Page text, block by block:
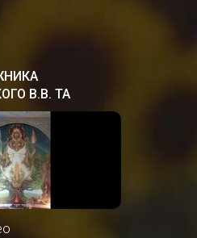
В.В. ТА
В.М. В
РУСИ-